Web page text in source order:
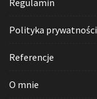
Polityka prywatności
Referencje
O mnie